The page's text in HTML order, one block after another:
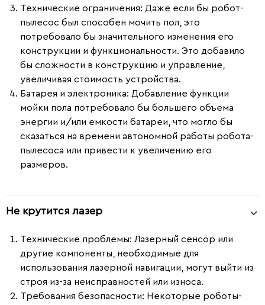
Технические ограничения: Даже если бы робот-
пылесос был способен мочить пол, это
потребовало бы значительного изменения его
конструкции и функциональности. Это добавило
бы сложности в конструкцию и управление,
увеличивая стоимость устройства.
Батарея и электроника: Добавление функции
мойки пола потребовало бы большего объема
энергии и/или емкости батареи, что могло бы
сказаться на времени автономной работы робота-
пылесоса или привести к увеличению его
размеров.
Не крутится лазер
Технические проблемы: Лазерный сенсор или
другие компоненты, необходимые для
использования лазерной навигации, могут выйти из
строя из-за неисправностей или износа.
Требования безопасности: Некоторые роботы-